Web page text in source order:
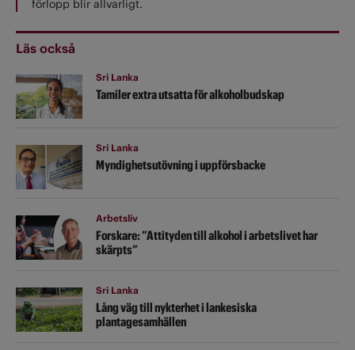
förlopp blir allvarligt.
Läs också
Sri Lanka
Tamiler extra utsatta för alkoholbudskap
Sri Lanka
Myndighetsutövning i uppförsbacke
Arbetsliv
Forskare: ”Attityden till alkohol i arbetslivet har
skärpts”
Sri Lanka
Lång väg till nykterhet i lankesiska
plantagesamhällen